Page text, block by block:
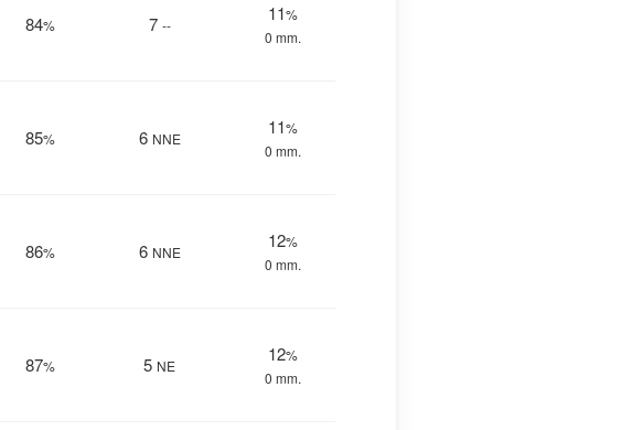
84% 7 --
11%
0 mm.
85% 6 NNE
11%
0 mm.
86% 6 NNE
12%
0 mm.
87% 5 NE
12%
0 mm.